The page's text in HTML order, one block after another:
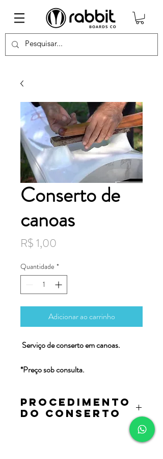
Conserto de
canoas
R$ 1,00
Quantidade *
Adicionar ao carrinho
Serviço de conserto em canoas.
*Preço sob consulta.
Procedimento
do conserto
entrar em contato para agendamento da